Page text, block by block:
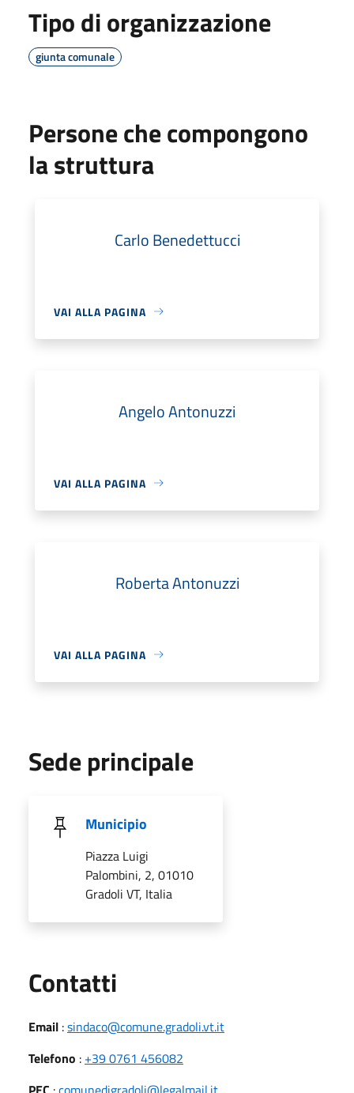
Tipo di organizzazione
giunta comunale
Persone che compongono
la struttura
Carlo Benedettucci
VAI ALLA PAGINA
Angelo Antonuzzi
VAI ALLA PAGINA
Roberta Antonuzzi
VAI ALLA PAGINA
Sede principale
Municipio
Piazza Luigi
Palombini, 2, 01010
Gradoli VT, Italia
Contatti
Email :sindaco@comune.gradoli.vt.it
Telefono : +39 0761 456082